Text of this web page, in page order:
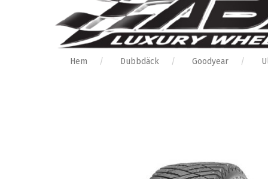
Hem Dubbdäck Goodyear